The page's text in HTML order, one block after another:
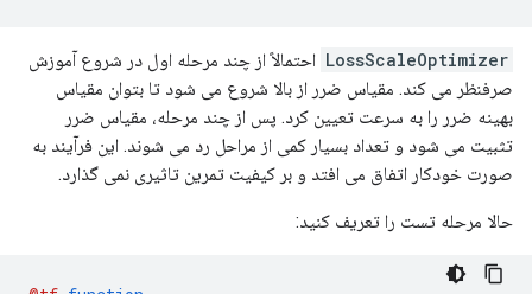
LossScaleOptimizer احتمالاً از چند مرحله اول در شروع آموزش
صرفنظر می کند. مقیاس ضرر از بالا شروع می شود تا بتوان مقیاس
بهینه ضرر را به سرعت تعیین کرد. پس از چند مرحله، مقیاس ضرر
تثبیت می شود و تعداد بسیار کمی از مراحل رد می شوند. این فرآیند به
صورت خودکار اتفاق می افتد و بر کیفیت تمرین تاثیری نمی گذارد.
حالا مرحله تست را تعریف کنید: